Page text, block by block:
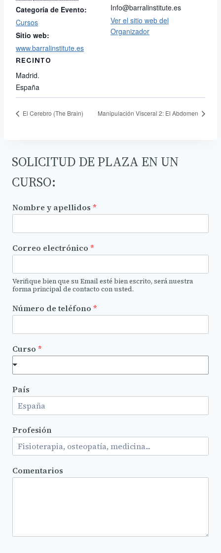
Categoría de Evento:
Cursos
Sitio web:
www.barralinstitute.es
RECINTO
Madrid.
España
Info@barralinstitute.es
Ver el sitio web del
Organizador
El Cerebro (The Brain) Manipulación Visceral 2: El Abdomen
SOLICITUD DE PLAZA EN UN
CURSO:
Nombre y apellidos *
Correo electrónico *
Verifique bien que su Email esté bien escrito, será nuestra
forma principal de contacto con usted.
Número de teléfono *
Curso *
País
Profesión
Comentarios